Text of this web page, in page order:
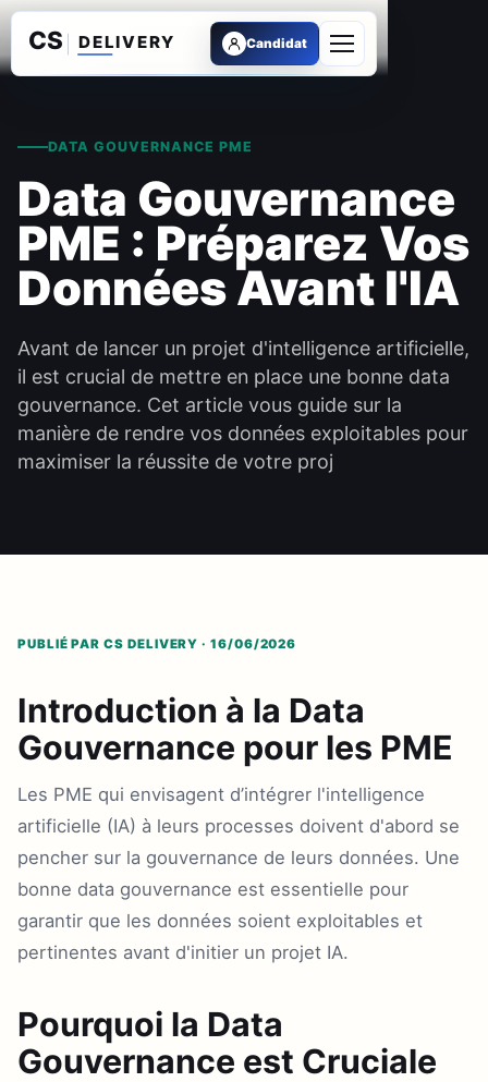
Candidat
Ouvrir le menu
DATA GOUVERNANCE PME
Data Gouvernance
PME : Préparez Vos
Données Avant l'IA
Avant de lancer un projet d'intelligence artificielle,
il est crucial de mettre en place une bonne data
gouvernance. Cet article vous guide sur la
manière de rendre vos données exploitables pour
maximiser la réussite de votre proj
PUBLIÉ PAR CS DELIVERY · 16/06/2026
Introduction à la Data
Gouvernance pour les PME
Les PME qui envisagent d’intégrer l'intelligence
artificielle (IA) à leurs processes doivent d'abord se
pencher sur la gouvernance de leurs données. Une
bonne data gouvernance est essentielle pour
garantir que les données soient exploitables et
pertinentes avant d'initier un projet IA.
Pourquoi la Data
Gouvernance est Cruciale